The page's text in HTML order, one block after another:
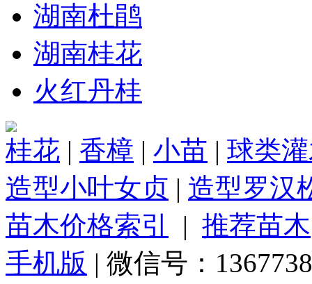
湖南杜鹃
湖南桂花
火红丹桂
桂花 | 香樟 | 小苗 | 球类
造型小叶女贞 | 造型罗汉
苗木价格索引
| 推荐苗木
手机版 | 微信号：